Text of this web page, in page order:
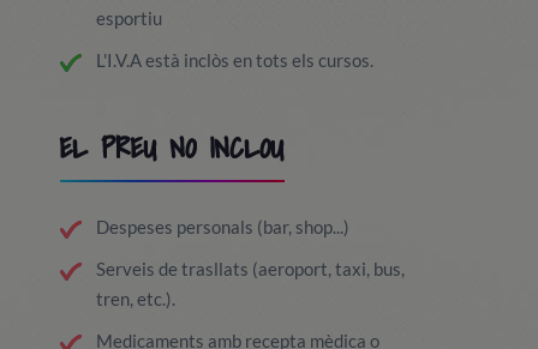
esportiu
L'I.V.A està inclòs en tots els cursos.
EL PREU NO INCLOU
Despeses personals (bar, shop...)
Serveis de trasllats (aeroport, taxi, bus,
tren, etc.).
Medicaments amb recepta mèdica o